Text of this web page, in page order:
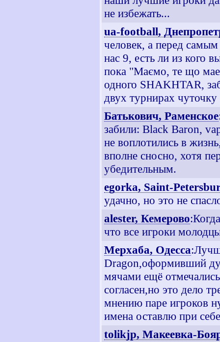
не избежать...
ua-football,
человек, а перед
нас 9, есть ли из кого
пока "Маємо, те що
одного SHAKHTAR,
двух турнирах
Батькович, Раменское
забили: Black Baron,
не воплотились в
вполне сносно, хотя
убедительным.
egorka, Saint-
удачно, но это не
alester, Кемерово
что все игроки
Мерхаба, Одесса
Dragon,оформивший
мячами ещё
согласен,но это дело
мнению паре игроков
имена оставлю при
tolikjp, Макеевка-